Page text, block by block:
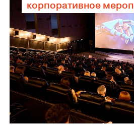
корпоративное